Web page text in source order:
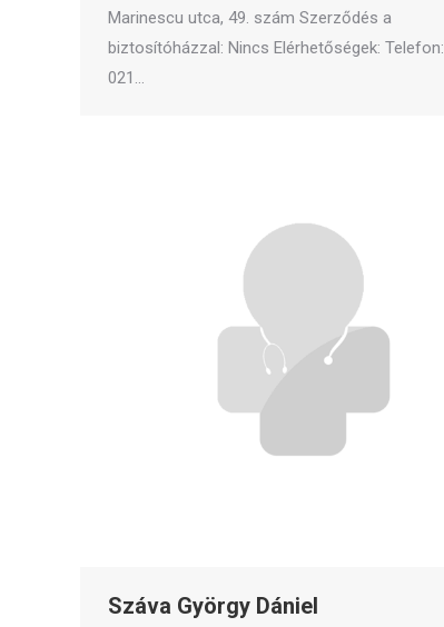
Marinescu utca, 49. szám Szerződés a
biztosítóházzal: Nincs Elérhetőségek: Telefon:
021…
Száva György Dániel